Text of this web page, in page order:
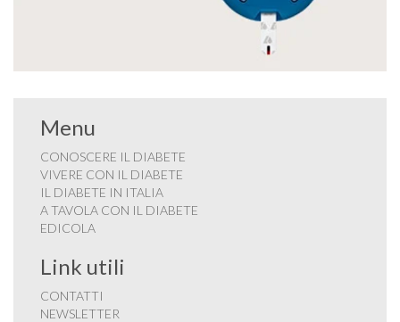
Menu
CONOSCERE IL DIABETE
VIVERE CON IL DIABETE
IL DIABETE IN ITALIA
A TAVOLA CON IL DIABETE
EDICOLA
Link utili
CONTATTI
NEWSLETTER